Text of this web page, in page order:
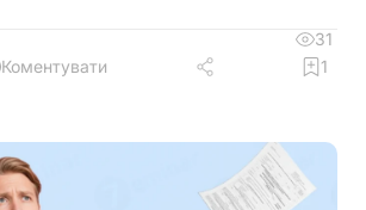
доходу та сплачувати з них
ФОП. Податкове
Саме тому проценти, нараховані
коштів, мають окремий
31
Коментувати
1